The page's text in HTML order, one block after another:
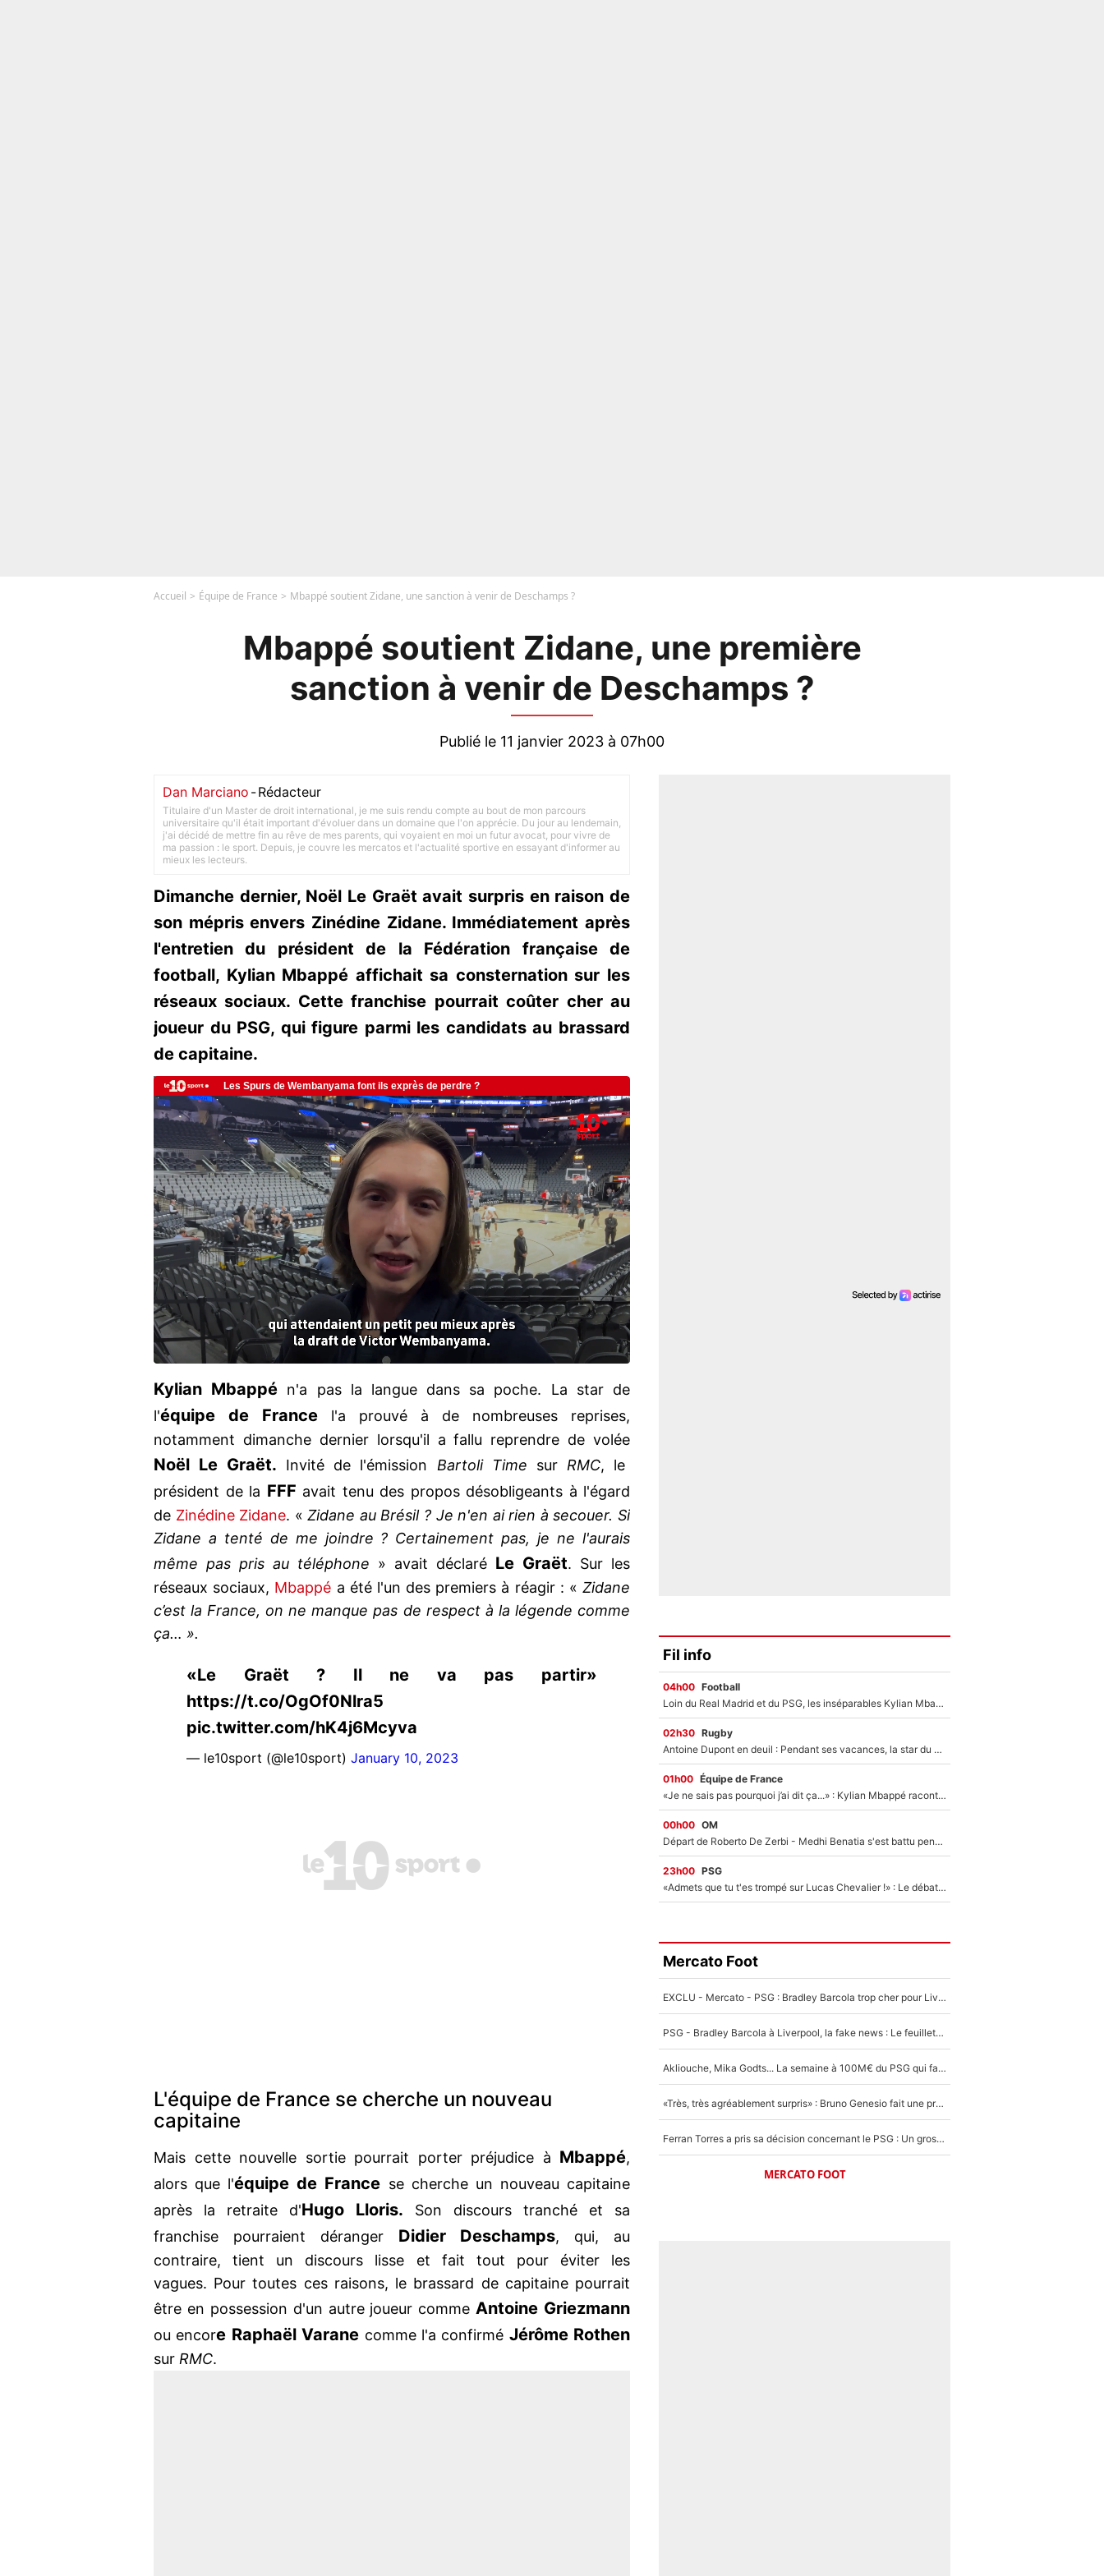
Accueil Équipe de France Mbappé soutient Zidane, une sanction à venir de Deschamps ?
Mbappé soutient Zidane, une première
sanction à venir de Deschamps ?
Publié le 11 janvier 2023 à 07h00
Dan Marciano -Rédacteur
Titulaire d'un Master de droit international, je me suis rendu compte au bout de mon parcours
universitaire qu'il était important d'évoluer dans un domaine que l'on apprécie. Du jour au lendemain,
j'ai décidé de mettre fin au rêve de mes parents, qui voyaient en moi un futur avocat, pour vivre de
ma passion : le sport. Depuis, je couvre les mercatos et l'actualité sportive en essayant d'informer au
mieux les lecteurs.
Dimanche dernier, Noël Le Graët avait surpris en raison de
son mépris envers Zinédine Zidane. Immédiatement après
l'entretien du président de la Fédération française de
football, Kylian Mbappé affichait sa consternation sur les
réseaux sociaux. Cette franchise pourrait coûter cher au
joueur du PSG, qui figure parmi les candidats au brassard
de capitaine.
Kylian Mbappé n'a pas la langue dans sa poche. La star de
l'équipe de France l'a prouvé à de nombreuses reprises,
notamment dimanche dernier lorsqu'il a fallu reprendre de volée
Noël Le Graët. Invité de l'émission Bartoli Time sur RMC, le
président de la FFF avait tenu des propos désobligeants à l'égard
de Zinédine Zidane. « Zidane au Brésil ? Je n'en ai rien à secouer. Si
Zidane a tenté de me joindre ? Certainement pas, je ne l'aurais
même pas pris au téléphone » avait déclaré Le Graët. Sur les
réseaux sociaux, Mbappé a été l'un des premiers à réagir : «Zidane
c’est la France, on ne manque pas de respect à la légende comme
ça… ».
«Le Graët ? Il ne va pas partir»
https://t.co/OgOf0Nlra5
pic.twitter.com/hK4j6Mcyva
— le10sport (@le10sport) January 10, 2023
L'équipe de France se cherche un nouveau
capitaine
Mais cette nouvelle sortie pourrait porter préjudice à Mbappé,
alors que l'équipe de France se cherche un nouveau capitaine
après la retraite d'Hugo Lloris. Son discours tranché et sa
franchise pourraient déranger Didier Deschamps, qui, au
contraire, tient un discours lisse et fait tout pour éviter les
vagues. Pour toutes ces raisons, le brassard de capitaine pourrait
être en possession d'un autre joueur commeAntoine Griezmann
ou encore Raphaël Varane comme l'a confirmé Jérôme Rothen
sur RMC.
Fil info
04h00 Football
Loin du Real Madrid et du PSG, les inséparables Kylian Mbappé et Achraf Hakimi changent d'équipe le temps d'une journée !
02h30 Rugby
Antoine Dupont en deuil : Pendant ses vacances, la star du XV de France a perdu sa grand-mère
01h00 Équipe de France
«Je ne sais pas pourquoi j’ai dit ça...» : Kylian Mbappé raconte sa première rencontre avec Zinédine Zidane (et c’est très drôle)
00h00 OM
Départ de Roberto De Zerbi - Medhi Benatia s'est battu pendant six mois pour le retenir à l'OM, le PSG a été le naufrage de trop : «Je pars avec toi»
23h00 PSG
«Admets que tu t'es trompé sur Lucas Chevalier !» : Le débat sur le gardien du PSG vire au clash à l'After Foot
Mercato Foot
EXCLU - Mercato - PSG : Bradley Barcola trop cher pour Liverpool
PSG - Bradley Barcola à Liverpool, la fake news : Le feuilleton continue !
Akliouche, Mika Godts... La semaine à 100M€ du PSG qui fait basculer le mercato du PSG !
«Très, très agréablement surpris» : Bruno Genesio fait une promesse pour la suite du mercato de l’OM et rassure les supporters
Ferran Torres a pris sa décision concernant le PSG : Un gros club étranger prêt à relancer le feuilleton pour la signature du champion du monde 2026 !
MERCATO FOOT